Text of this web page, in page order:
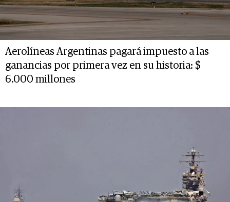
Aerolíneas Argentinas pagará impuesto a las
ganancias por primera vez en su historia: $
6.000 millones